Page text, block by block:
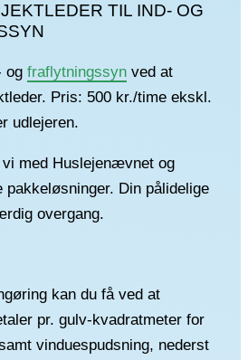
TIL IND- OG
og fraflytningssyn ved at
Pris: 500 kr./time ekskl.
udlejeren.
med Huslejenævnet og
pakkeløsninger. Din pålidelige
overgang.
kan du få ved at
pr. gulv-kvadratmeter for
vinduespudsning, nederst